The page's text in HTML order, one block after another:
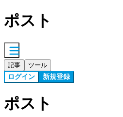
ポスト
記事 ツール
ログイン 新規登録
ポスト